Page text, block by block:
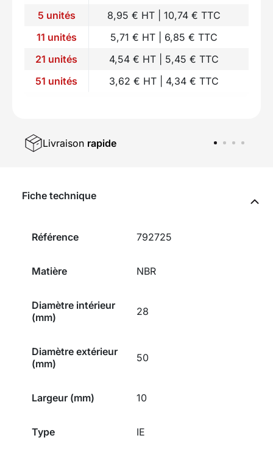
5 unités
8,95 € HT | 10,74 € TTC
11 unités
5,71 € HT | 6,85 € TTC
21 unités
4,54 € HT | 5,45 € TTC
51 unités
3,62 € HT | 4,34 € TTC
Livraison rapide
Fiche technique
Référence 792725
Matière NBR
Diamètre intérieur
(mm)
28
Diamètre extérieur
(mm)
50
Largeur (mm) 10
Type IE